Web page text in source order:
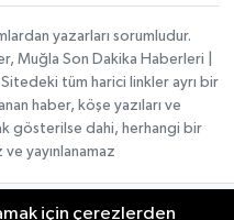
yazarları sorumludur.
Muğla Son Dakika Haberleri |
tüm harici linkler ayrı bir
haber, köşe yazıları ve
gösterilse dahi, herhangi bir
yayınlanamaz
için çerezlerden